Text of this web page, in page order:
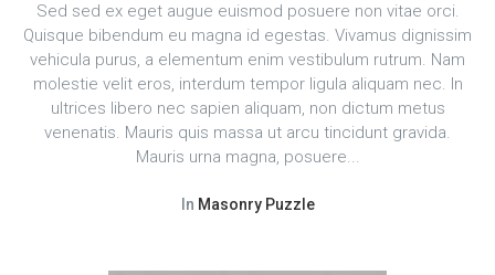
Sed sed ex eget augue euismod posuere non vitae orci.
Quisque bibendum eu magna id egestas. Vivamus dignissim
vehicula purus, a elementum enim vestibulum rutrum. Nam
molestie velit eros, interdum tempor ligula aliquam nec. In
ultrices libero nec sapien aliquam, non dictum metus
venenatis. Mauris quis massa ut arcu tincidunt gravida.
Mauris urna magna, posuere...
In Masonry Puzzle